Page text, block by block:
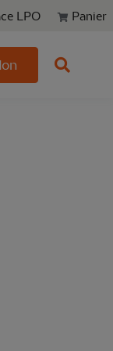
LPO Panier